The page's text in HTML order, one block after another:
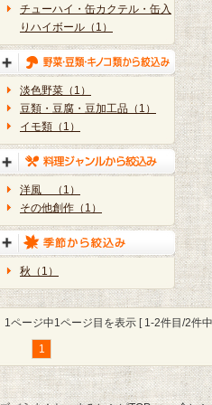
チューハイ・缶カクテル・缶入
りハイボール（1）
淡色野菜（1）
豆類・豆腐・豆加工品（1）
イモ類（1）
洋風 （1）
その他創作（1）
秋（1）
1ページ中1ページ目を表示 [ 1-2件目/2件
1